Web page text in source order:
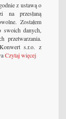
z ustawą o
na przesłaną
Zostałem
swoich danych,
przetwarzania.
s.r.o. z
Czytaj więcej